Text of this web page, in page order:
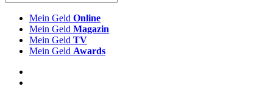
Mein Geld Online
Mein Geld Magazin
Mein Geld TV
Mein Geld Awards